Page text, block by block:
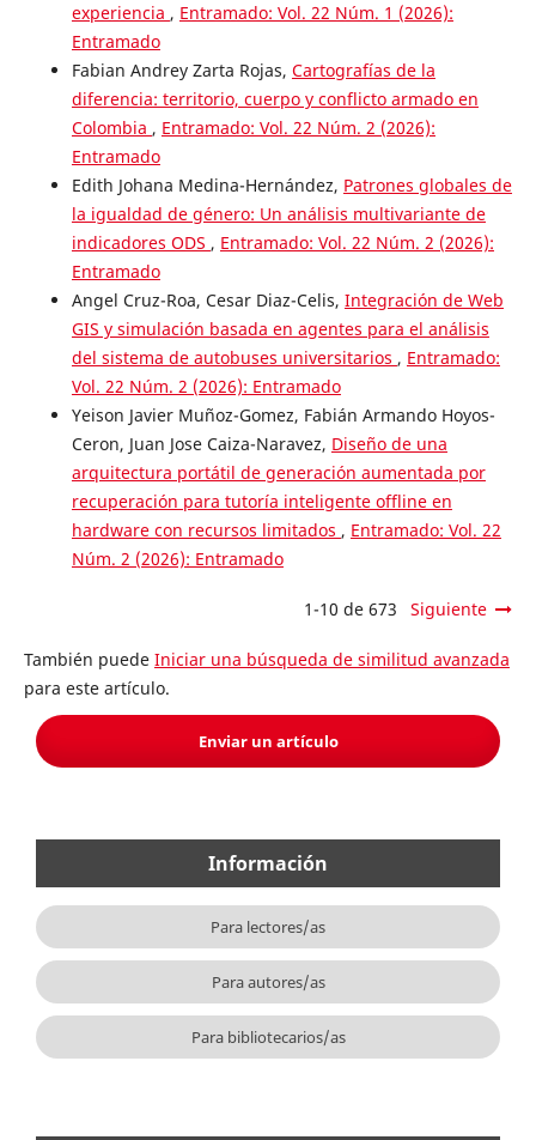
experiencia , Entramado: Vol. 22 Núm. 1 (2026):
Entramado
Fabian Andrey Zarta Rojas, Cartografías de la
diferencia: territorio, cuerpo y conflicto armado en
Colombia , Entramado: Vol. 22 Núm. 2 (2026):
Entramado
Edith Johana Medina-Hernández, Patrones globales de
la igualdad de género: Un análisis multivariante de
indicadores ODS , Entramado: Vol. 22 Núm. 2 (2026):
Entramado
Angel Cruz-Roa, Cesar Diaz-Celis, Integración de Web
GIS y simulación basada en agentes para el análisis
del sistema de autobuses universitarios , Entramado:
Vol. 22 Núm. 2 (2026): Entramado
Yeison Javier Muñoz-Gomez, Fabián Armando Hoyos-
Ceron, Juan Jose Caiza-Naravez, Diseño de una
arquitectura portátil de generación aumentada por
recuperación para tutoría inteligente offline en
hardware con recursos limitados , Entramado: Vol. 22
Núm. 2 (2026): Entramado
1-10 de 673 Siguiente
También puede Iniciar una búsqueda de similitud avanzada
para este artículo.
Enviar un artículo
Información
Para lectores/as
Para autores/as
Para bibliotecarios/as